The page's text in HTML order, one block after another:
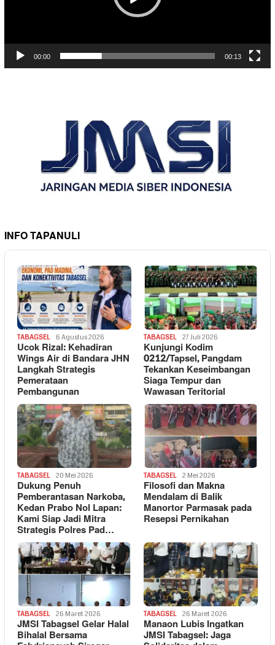
00:00 00:13
INFO TAPANULI
TABAGSEL 6 Agustus 2026
Ucok Rizal: Kehadiran
Wings Air di Bandara JHN
Langkah Strategis
Pemerataan
Pembangunan
TABAGSEL 27 Juli 2026
Kunjungi Kodim
0212/Tapsel, Pangdam
Tekankan Keseimbangan
Siaga Tempur dan
Wawasan Teritorial
TABAGSEL 20 Mei 2026
Dukung Penuh
Pemberantasan Narkoba,
Kedan Prabo Nol Lapan:
Kami Siap Jadi Mitra
Strategis Polres Pad…
TABAGSEL 2 Mei 2026
Filosofi dan Makna
Mendalam di Balik
Manortor Parmasak pada
Resepsi Pernikahan
TABAGSEL 26 Maret 2026
JMSI Tabagsel Gelar Halal
Bihalal Bersama
TABAGSEL 26 Maret 2026
Manaon Lubis Ingatkan
JMSI Tabagsel: Jaga